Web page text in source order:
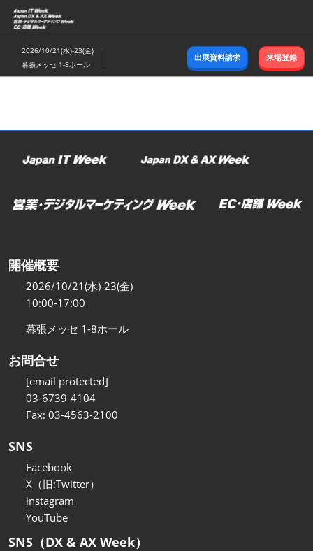
ス
キ
ッ
し
む
2026/10/21(水)-23(金)
幕張メッセ 1-8ホール
出展資料請求 来場登録
開催概要
2026/10/21(水)-23(金)
10:00-17:00
幕張メッセ 1-8ホール
お問合せ
[email protected]
03-6739-4104
Fax: 03-4563-2100
SNS
Facebook
X（旧:Twitter）
instagram
YouTube
SNS（DX & AX Week）